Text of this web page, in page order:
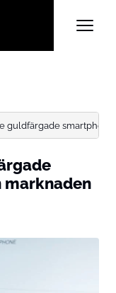
guldfärgade
marknaden